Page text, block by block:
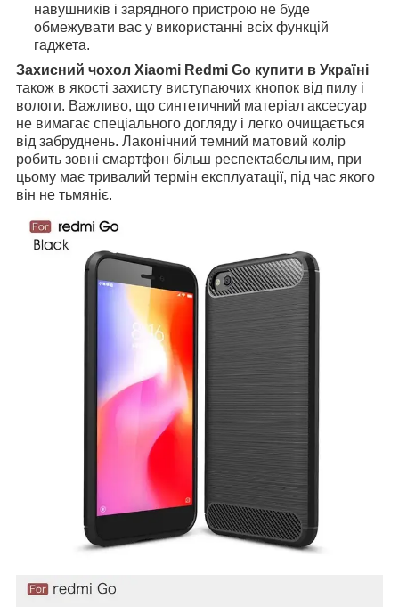
навушників і зарядного пристрою не буде
обмежувати вас у використанні всіх функцій
гаджета.
Захисний чохол Xiaomi Redmi Go купити в Україні
також в якості захисту виступаючих кнопок від пилу і
вологи. Важливо, що синтетичний матеріал аксесуар
не вимагає спеціального догляду і легко очищається
від забруднень. Лаконічний темний матовий колір
робить зовні смартфон більш респектабельним, при
цьому має тривалий термін експлуатації, під час якого
він не тьмяніє.